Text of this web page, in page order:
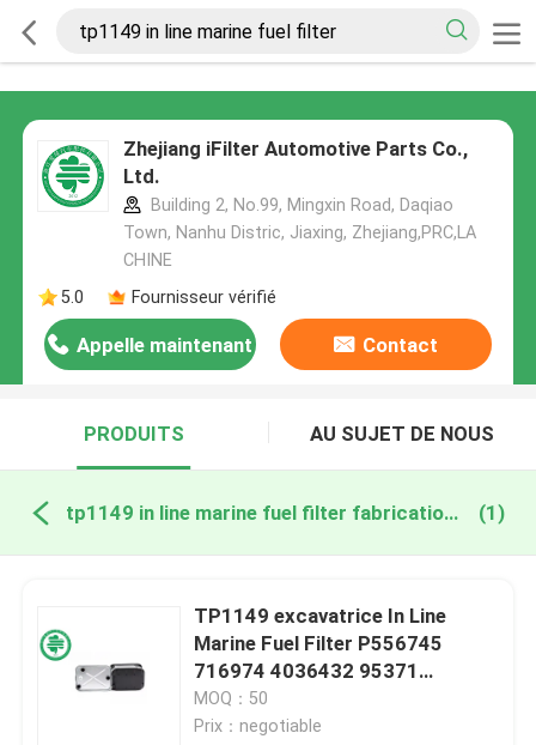
Zhejiang iFilter Automotive Parts Co.,
Ltd.
Building 2, No.99, Mingxin Road, Daqiao
Town, Nanhu Distric, Jiaxing, Zhejiang,PRC,LA
CHINE
5.0
Fournisseur vérifié
Appelle maintenant Contact
PRODUITS AU SUJET DE NOUS
tp1149 in line marine fuel filter fabrication en ligne (1)
TP1149 excavatrice In Line
Marine Fuel Filter P556745
716974 4036432 95371
LFF1129 95371
MOQ：50
Prix：negotiable